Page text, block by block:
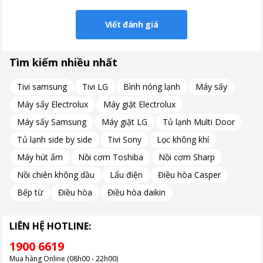
Viết đánh giá
Tìm kiếm nhiều nhất
Tivi samsung Tivi LG Bình nóng lạnh
Máy sấy
Máy sấy Electrolux
Máy giặt Electrolux
Máy sấy Samsung
Máy giặt LG
Tủ lạnh Multi Door
Tủ lạnh side by side
Tivi Sony
Lọc không khí
Máy hút ẩm
Nồi cơm Toshiba
Nồi cơm Sharp
Nồi chiên không dầu
Lẩu điện
Điều hòa Casper
Bếp từ
Điều hòa Điều hòa daikin
LIÊN HỆ HOTLINE:
1900 6619
Mua hàng Online (08h00 - 22h00)